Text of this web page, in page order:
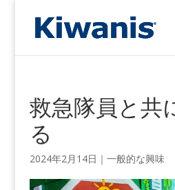
救急隊員と共
る
2024年2月14日 ｜ 一般的な興味